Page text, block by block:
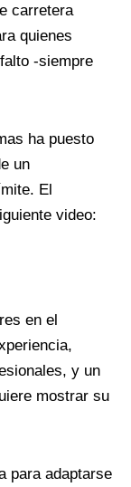
carretera
quienes
-siempre
ha puesto
un
El
video:
en el
y un
mostrar su
para adaptarse